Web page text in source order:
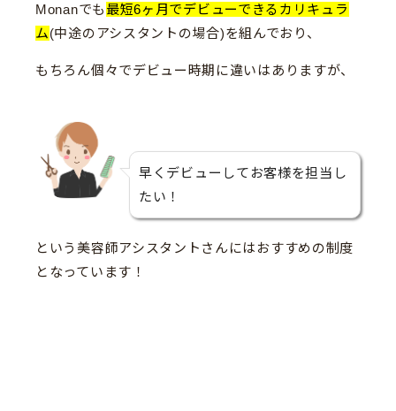
Monanでも 最短6ヶ月でデビューできるカリキュラ
ム(中途のアシスタントの場合)を組んでおり、
もちろん個々でデビュー時期に違いはありますが、
早くデビューしてお客様を担当し
たい！
という美容師アシスタントさんにはおすすめの制度
となっています！